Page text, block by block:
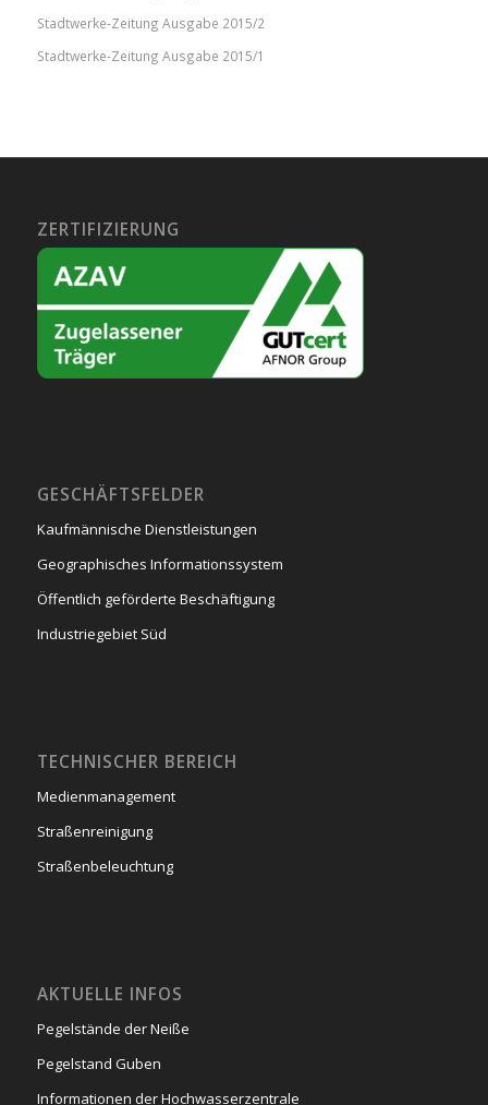
Stadtwerke-Zeitung Ausgabe 2015/2
Stadtwerke-Zeitung Ausgabe 2015/1
ZERTIFIZIERUNG
GESCHÄFTSFELDER
Kaufmännische Dienstleistungen
Geographisches Informationssystem
Öffentlich geförderte Beschäftigung
Industriegebiet Süd
TECHNISCHER BEREICH
Medienmanagement
Straßenreinigung
Straßenbeleuchtung
AKTUELLE INFOS
Pegelstände der Neiße
Pegelstand Guben
Informationen der Hochwasserzentrale